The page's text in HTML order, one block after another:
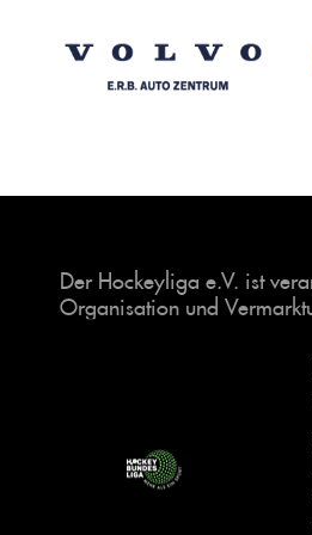
Der Hockeyliga e.V. ist
Organisation und
Halle. Insgesamt sind
Dach der Hockeyliga
Herren als auch im Damen